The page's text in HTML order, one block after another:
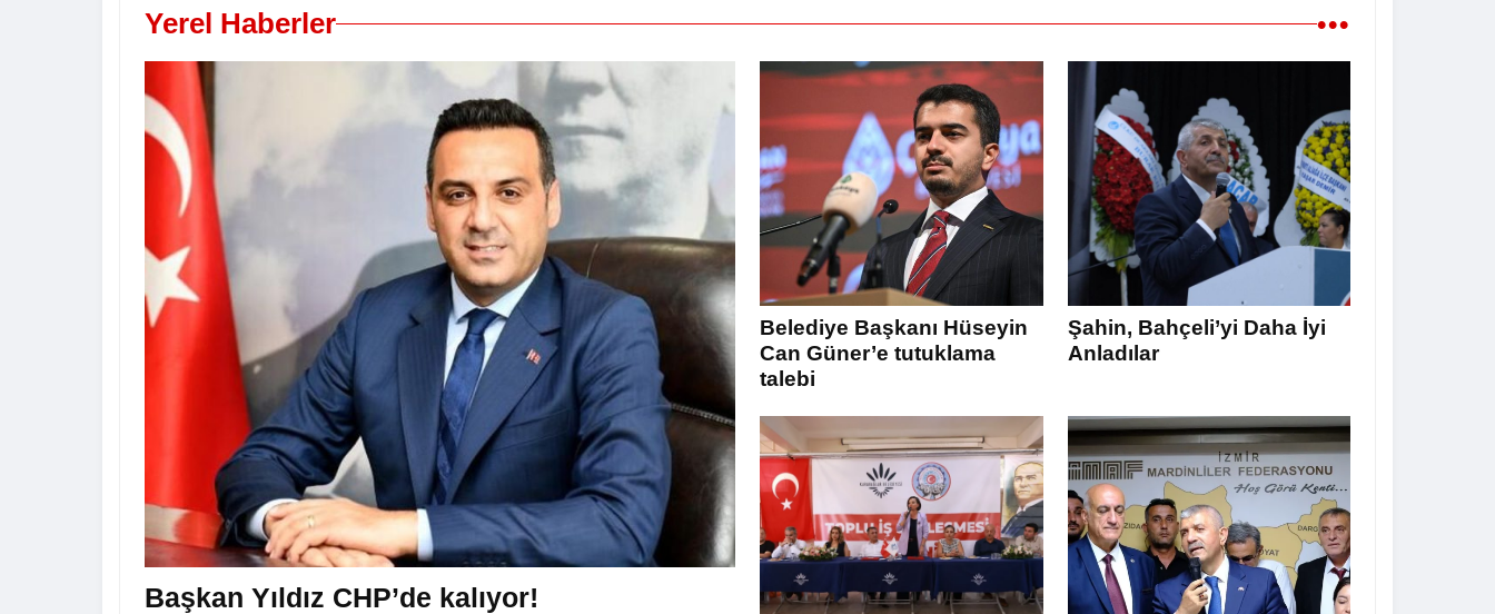
Yerel Haberler •••
Başkan Yıldız CHP’de kalıyor!
Belediye Başkanı Hüseyin
Can Güner’e tutuklama
talebi
Şahin, Bahçeli’yi Daha İyi
Anladılar